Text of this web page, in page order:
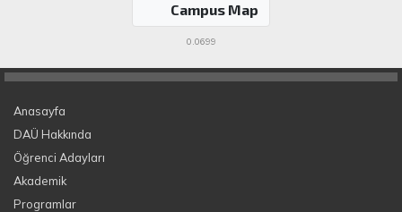
Campus Map
0.0699
Anasayfa
DAÜ Hakkında
Öğrenci Adayları
Akademik
Programlar